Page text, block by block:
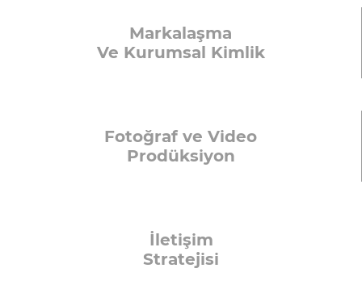
Markalaşma
Ve Kurumsal Kimlik
Fotoğraf ve Video
Prodüksiyon
İletişim
Stratejisi